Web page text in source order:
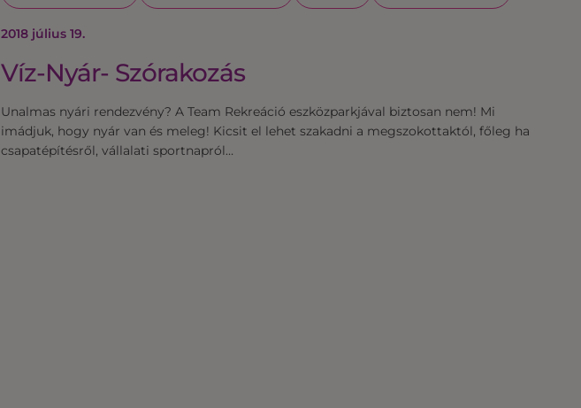
2018 július 19.
Víz-Nyár- Szórakozás
Unalmas nyári rendezvény? A Team Rekreáció eszközparkjával biztosan nem! Mi
imádjuk, hogy nyár van és meleg! Kicsit el lehet szakadni a megszokottaktól, főleg ha
csapatépítésről, vállalati sportnapról…